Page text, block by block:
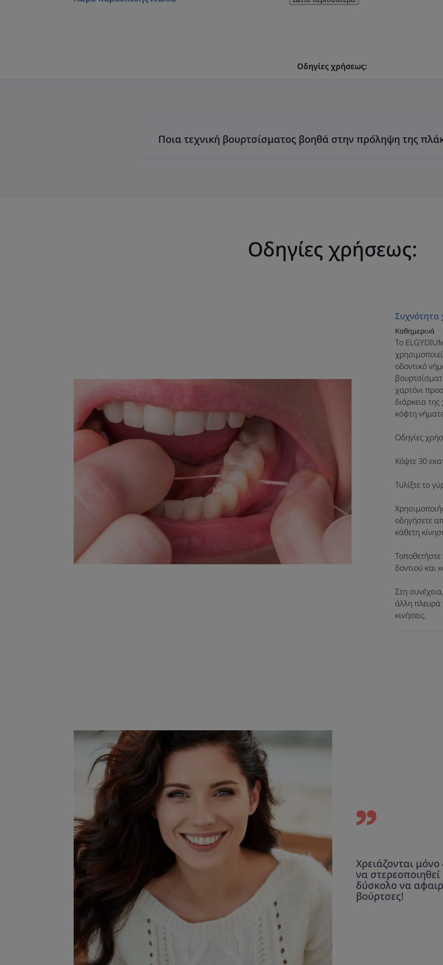
δέσμευσή της
προϊόντα και τη
στενών
διαστημάτων.
την
προσέγγιση
στοματικής
επίσης να τη
ξύλινη
Eco-
Πλεονέκτημα
Ένα οδοντικό νήμα με περιβαλλοντικά
• ΑΠΟΤΕΛΕΣΜΑΤΙΚΟ : χάρη στην
προσαρμόζεται σε κάθε μεσοδόντιο
Οδηγίες χρήσεως:
Ποια τεχνική βουρτσίσματος βοηθά στην πρόληψη της
Οδηγίες χρήσεως:
Συχνότητα
Καθημερινά
Το
οδοντικό
χαρτόνι
διάρκεια
κόφτη
Οδηγίες
Κόψτε 30
Τυλίξτε το
οδηγήσετε
κάθετη
δοντιού και
Στη
άλλη πλευρά
κινήσεις.
Χρειάζονται
να
δύσκολο να
βούρτσες!